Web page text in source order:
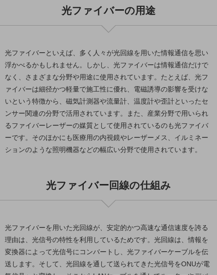
顧客体験（CX）改善
人材不足解消
業種・業態で探す
業種・業態で探すTOP
自治体
一次産業
医療・介護
キーワードで探す
モバイルTOP
法人向けスマホ・携帯に関する、
おすすめの機種、料金やサービスをご紹介
製品
光ファイバーの用途
光ファイバーといえば、多く人々が光回線を用いた情報通信を思い
浮かべるかもしれません。しかし、光ファイバーは情報通信だけで
なく、さまざまな分野や用途に使用されています。たとえば、光フ
ァイバーは細径かつ軽量で施工性に優れ、電磁誘導の影響を受けな
いという特徴から、磁気計測器や流量計、温度計や歪計といったセ
ンサー関連の分野で活用されています。また、産業分野で用いられ
るファイバーレーザーの媒質として使用されているのも光ファイバ
ーです。そのほかにも医療用の内視鏡やレーザーメス、イルミネー
ションのような照明機器などの幅広い分野で使用されています。
光ファイバー回線の仕組み
光ファイバーを用いた光回線が、安定的かつ高速な通信速度を誇る
理由は、光信号の特性を利用しているためです。光回線は、情報を
変換器によって光信号にコンバートし、光ファイバーケーブルを伝
送します。そして、光回線を通して送られてきた光信号をONUが電